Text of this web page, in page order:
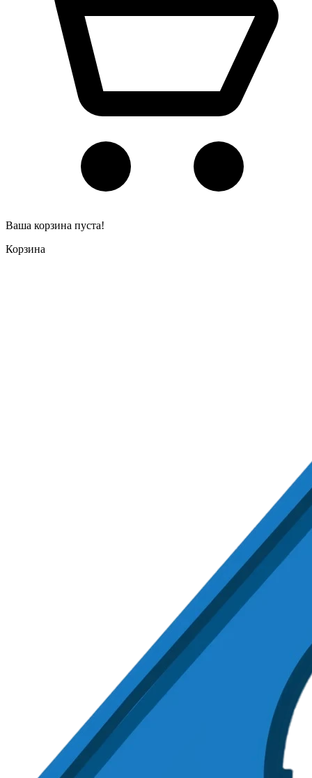
Ваша корзина пуста!
Корзина